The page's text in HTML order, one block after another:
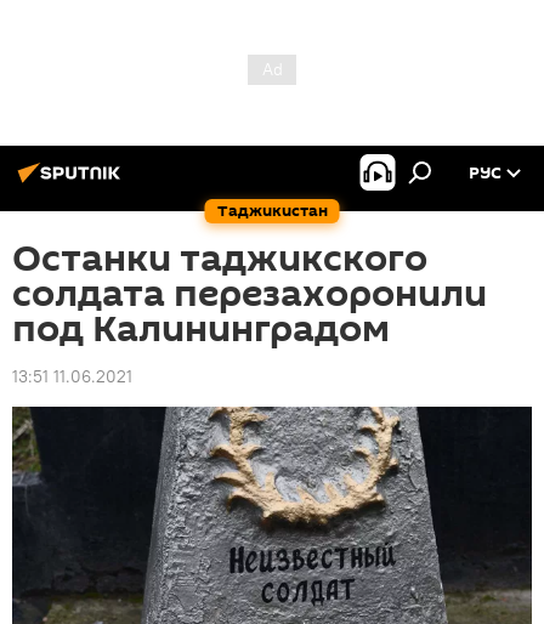
Таджикистан
РУС
Останки таджикского
солдата перезахоронили
под Калининградом
13:51 11.06.2021